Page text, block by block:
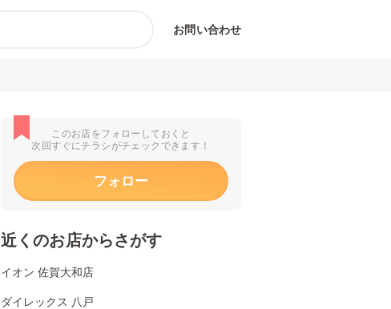
お問い合わせ
このお店をフォローしておくと
次回すぐにチラシがチェックできます！
フォロー
近くのお店からさがす
イオン 佐賀大和店
ダイレックス 八戸